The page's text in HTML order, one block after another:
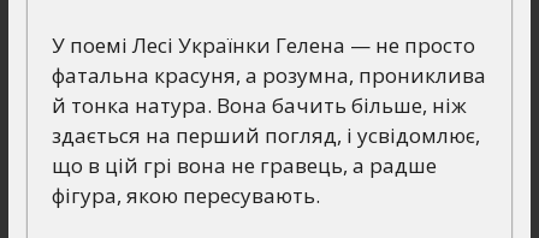
У поемі Лесі Українки Гелена — не просто
фатальна красуня, а розумна, прониклива
й тонка натура. Вона бачить більше, ніж
здається на перший погляд, і усвідомлює,
що в цій грі вона не гравець, а радше
фігура, якою пересувають.